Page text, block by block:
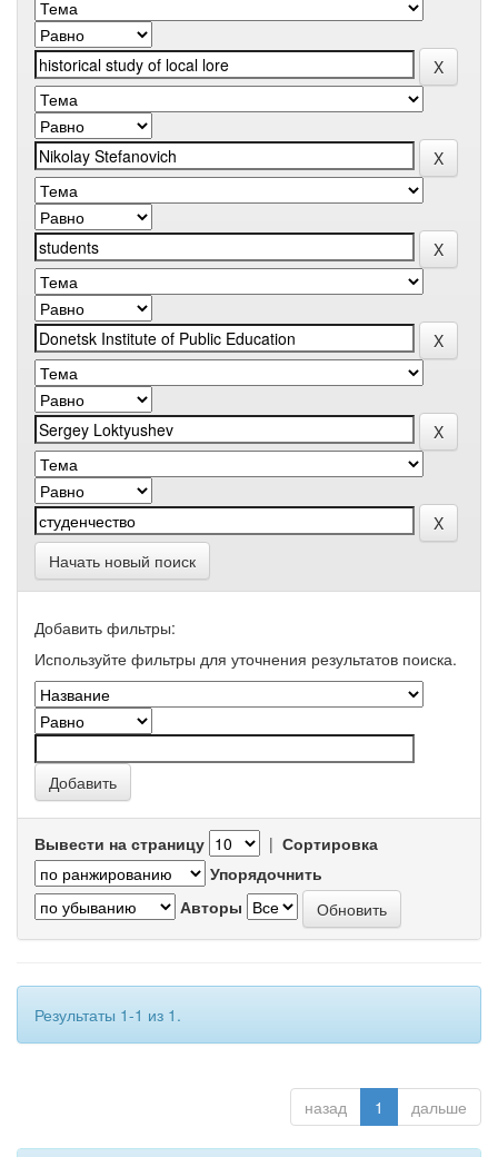
Начать новый поиск
Добавить фильтры:
Используйте фильтры для уточнения результатов поиска.
Вывести на страницу | Сортировка
Упорядочнить
Авторы
Результаты 1-1 из 1.
назад 1 дальше